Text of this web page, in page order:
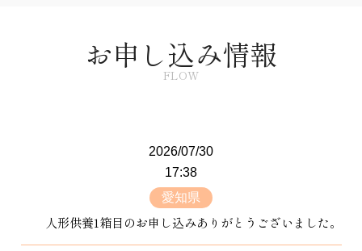
お申し込み情報
FLOW
2026/07/30
17:38
愛知県
人形供養1箱目のお申し込みありがとうございました。